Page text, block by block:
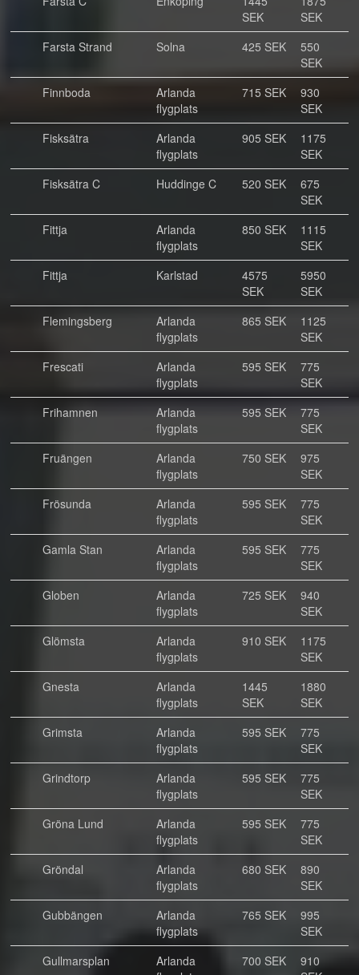
SEK
SEK
Farsta Strand
Solna 425 SEK
550
SEK
Finnboda
Arlanda
flygplats
715 SEK
930
SEK
Fisksätra
Arlanda
flygplats
905 SEK
1175
SEK
Fisksätra C
Huddinge C 520 SEK
675
SEK
Fittja
Arlanda
flygplats
850 SEK
1115
SEK
Fittja
Karlstad
4575
SEK
5950
SEK
Flemingsberg
Arlanda
flygplats
865 SEK
1125
SEK
Frescati
Arlanda
flygplats
595 SEK
775
SEK
Frihamnen
Arlanda
flygplats
595 SEK
775
SEK
Fruängen
Arlanda
flygplats
750 SEK
975
SEK
Frösunda
Arlanda
flygplats
595 SEK
775
SEK
Gamla Stan
Arlanda
flygplats
595 SEK
775
SEK
Globen
Arlanda
flygplats
725 SEK
940
SEK
Glömsta
Arlanda
flygplats
910 SEK
1175
SEK
Gnesta
Arlanda
flygplats
1445
SEK
1880
SEK
Grimsta
Arlanda
flygplats
595 SEK
775
SEK
Grindtorp
Arlanda
flygplats
595 SEK
775
SEK
Gröna Lund
Arlanda
flygplats
595 SEK
775
SEK
Gröndal
Arlanda
flygplats
680 SEK
890
SEK
Gubbängen
Arlanda
flygplats
765 SEK
995
SEK
Gullmarsplan
Arlanda
700 SEK
910